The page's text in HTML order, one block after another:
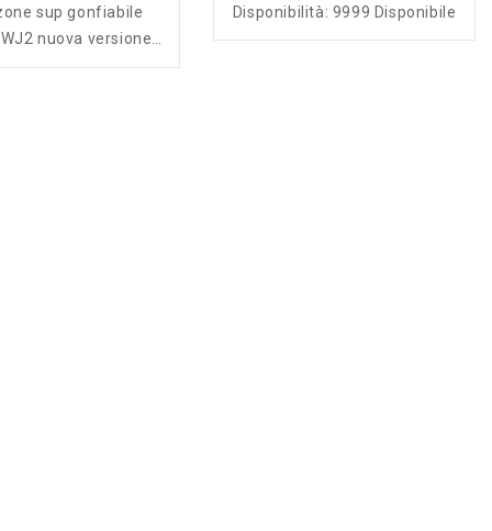
sup gonfiabile
nuova versione
2026
Disponibilità: 9999 Disponibile